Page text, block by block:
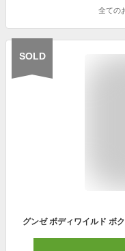
全ての
SOLD